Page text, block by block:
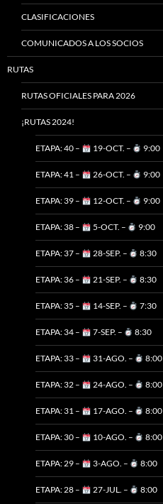
CLASIFICACIONES
COMUNICADOS A LOS SOCIOS
RUTAS
RUTAS OFICIALES PARA 2026
¡RUTAS 2024!
ETAPA: 40 – 19-OCT. – 9:00
ETAPA: 41 – 26-OCT. – 9:00
ETAPA: 39 – 12-OCT. – 9:00
ETAPA: 38 – 5-OCT. – 9:00
ETAPA: 37 – 28-SEP. – 8:30
ETAPA: 36 – 21-SEP. – 8:30
ETAPA: 35 – 14-SEP. – 7:30
ETAPA: 34 – 7-SEP. – 8:30
ETAPA: 33 – 31-AGO. – 8:00
ETAPA: 32 – 24-AGO. – 8:00
ETAPA: 31 – 17-AGO. – 8:00
ETAPA: 30 – 10-AGO. – 8:00
ETAPA: 29 – 3-AGO. – 8:00
ETAPA: 28 – 27-JUL. – 8:00